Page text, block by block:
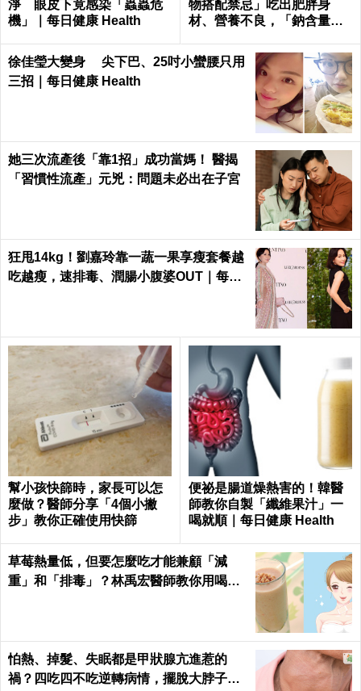
淨 眼皮下竟感染「蟲蟲危
機」｜每日健康 Health
物搭配禁忌」吃出肥胖身
材、營養不良，「鈉含量」
徐佳瑩大變身 尖下巴、25吋小蠻腰只用
三招｜每日健康 Health
她三次流產後「靠1招」成功當媽！ 醫揭
「習慣性流產」元兇：問題未必出在子宮
狂甩14kg！劉嘉玲靠一蔬一果享瘦套餐越
吃越瘦，速排毒、潤腸小腹婆OUT｜每日
幫小孩快篩時，家長可以怎
麼做？醫師分享「4個小撇
步」教你正確使用快篩
便祕是腸道燥熱害的！韓醫
師教你自製「纖維果汁」一
喝就順｜每日健康 Health
草莓熱量低，但要怎麼吃才能兼顧「減
重」和「排毒」？林禹宏醫師教你用喝的
怕熱、掉髮、失眠都是甲狀腺亢進惹的
禍？四吃四不吃逆轉病情，擺脫大脖子！